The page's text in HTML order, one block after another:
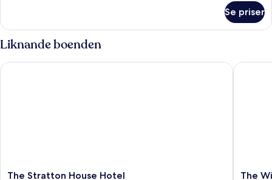
-
flera
sängar
(9)
Se priser
Liknande boenden
The
The Stratton House Hotel
The Stratton House Hotel
The
The
The